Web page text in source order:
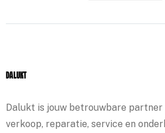
Dalukt
Dalukt is jouw betrouwbare partner
verkoop, reparatie, service en